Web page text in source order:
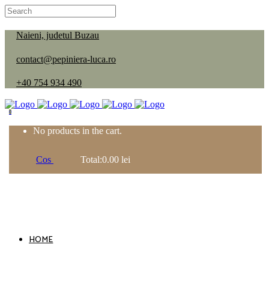
Naieni, judetul Buzau
contact@pepiniera-luca.ro
+40 754 934 490
0
No products in the cart.
Cos Total:0.00 lei
HOME